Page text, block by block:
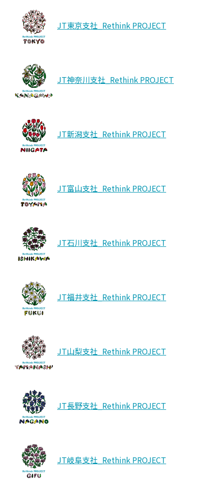
JT東京支社_Rethink PROJECT
JT神奈川支社_Rethink PROJECT
JT新潟支社_Rethink PROJECT
JT富山支社_Rethink PROJECT
JT石川支社_Rethink PROJECT
JT福井支社_Rethink PROJECT
JT山梨支社_Rethink PROJECT
JT長野支社_Rethink PROJECT
JT岐阜支社_Rethink PROJECT